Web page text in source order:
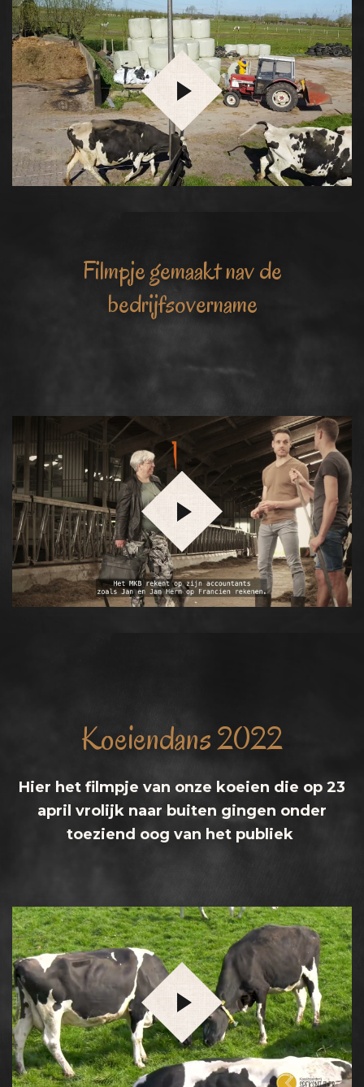
Filmpje gemaakt nav de
bedrijfsovername
Koeiendans 2022
Hier het filmpje van onze koeien die op 23
april vrolijk naar buiten gingen onder
toeziend oog van het publiek